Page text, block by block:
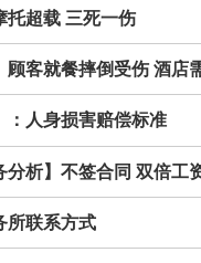
托超载 三死一伤
顾客就餐摔倒受伤 酒店
：人身损害赔偿标准
分析】不签合同 双倍工
所联系方式